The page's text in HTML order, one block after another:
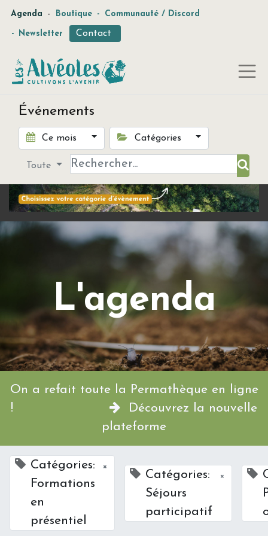
Agenda - Boutique - Communauté / Discord
- Newsletter Contact
Événements
Ce mois Catégories
Toute
L'agenda
On a refait toute la Permathèque en ligne
!
Découvrez la nouvelle
plateforme
Catégories:
Formations
en
présentiel
×
Catégories:
Séjours
participatif
×